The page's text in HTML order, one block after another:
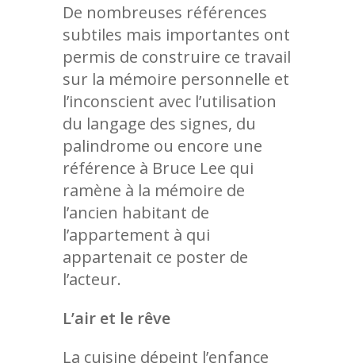
De nombreuses références
subtiles mais importantes ont
permis de construire ce travail
sur la mémoire personnelle et
l’inconscient avec l’utilisation
du langage des signes, du
palindrome ou encore une
référence à Bruce Lee qui
ramène à la mémoire de
l’ancien habitant de
l’appartement à qui
appartenait ce poster de
l’acteur.
L’air et le rêve
La cuisine dépeint l’enfance